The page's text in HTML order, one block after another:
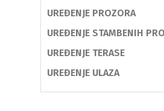
UREĐENJE PROZORA
UREĐENJE STAMBENIH
UREĐENJE TERASE
UREĐENJE ULAZA